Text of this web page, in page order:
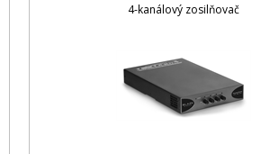
4-kanálový zosilňovač